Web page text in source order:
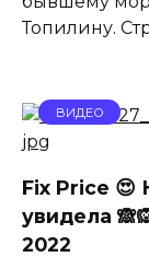
Топилину.
ВИДЕО
Fix Price 😍
увидела
2022